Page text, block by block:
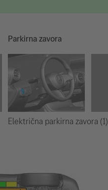
Parkirna zavora
Električna parkirna zavora (1)